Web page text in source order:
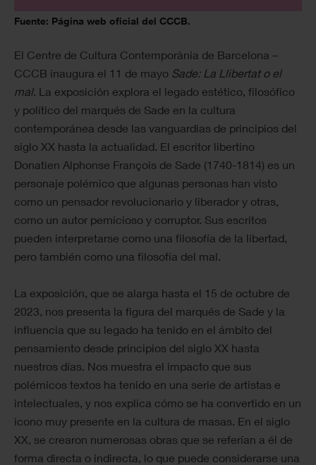
Fuente: Página web oficial del CCCB.
El Centre de Cultura Contemporània de Barcelona –
CCCB inaugura el 11 de mayo Sade: La Llibertat o el
mal. La exposición explora el legado estético, filosófico
y político del marqués de Sade en la cultura
contemporánea desde las vanguardias de principios del
siglo XX hasta la actualidad. El escritor libertino
Donatien Alphonse François de Sade (1740-1814) es un
personaje polémico que algunas personas han visto
como un pensador revolucionario y liberador y otras,
como un autor pernicioso y corruptor. Sus escritos
pueden interpretarse como una filosofía de la libertad,
pero también como una filosofía del mal.
La exposición, que se alarga hasta el 15 de octubre de
2023, nos presenta la figura del marqués de Sade y la
influencia que su legado ha tenido en el ámbito del
pensamiento desde principios del siglo XX hasta
nuestros días. Nos muestra el impacto que sus
polémicos textos ha tenido en una serie de artistas e
intelectuales, y nos explica cómo se ha convertido en un
icono muy presente en la cultura de masas. En el siglo
XX, se crearon numerosas obras que se referían a él de
forma directa o indirecta, lo que puede considerarse una